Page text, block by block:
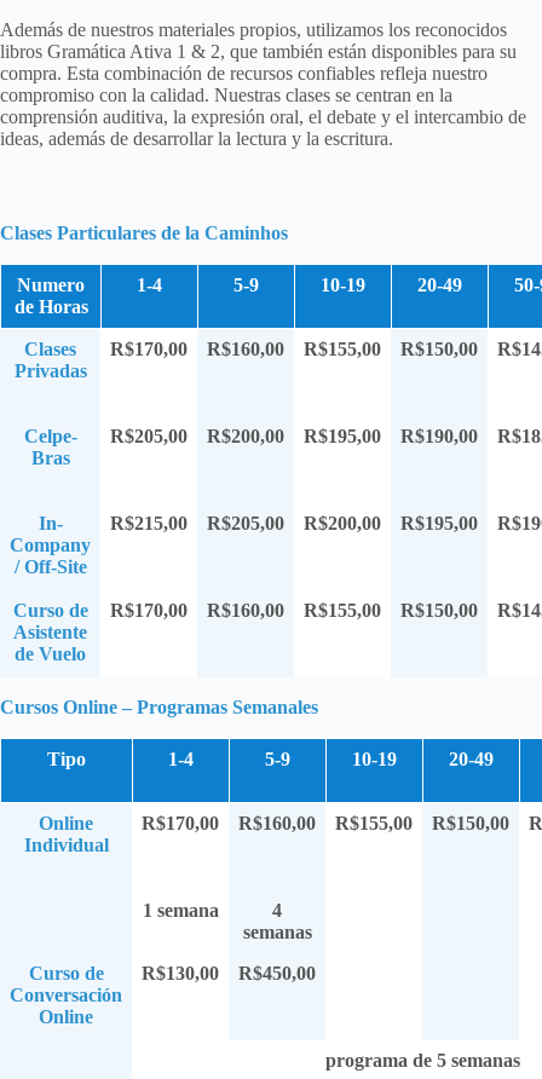
Además de nuestros materiales propios, utilizamos los reconocidos
libros Gramática Ativa 1 & 2, que también están disponibles para su
compra. Esta combinación de recursos confiables refleja nuestro
compromiso con la calidad. Nuestras clases se centran en la
comprensión auditiva, la expresión oral, el debate y el intercambio de
ideas, además de desarrollar la lectura y la escritura.
Clases Particulares de la Caminhos
Numero
de Horas
1-4 5-9 10-19 20-49
Clases
Privadas
R$170,00 R$160,00 R$155,00 R$150,00
Celpe-
Bras
R$205,00 R$200,00 R$195,00 R$190,00
In-
Company
/ Off-Site
R$215,00 R$205,00 R$200,00 R$195,00
Curso de
Asistente
de Vuelo
R$170,00 R$160,00 R$155,00 R$150,00
Cursos Online – Programas Semanales
Tipo 1-4 5-9 10-19 20-49
Online
Individual
R$170,00 R$160,00 R$155,00 R$150,00
1 semana
4
semanas
Curso de
Conversación
Online
R$130,00 R$450,00
programa de 5 semanas